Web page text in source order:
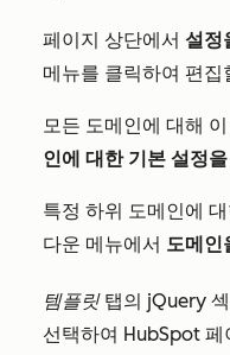
페이지 상단에서 설정
메뉴를 클릭하여 편집
모든 도메인에 대해
인에 대한 기본 설정을
특정 하위 도메인에
다운 메뉴에서 도메인
템플릿탭의 jQuery
선택하여 HubSpot